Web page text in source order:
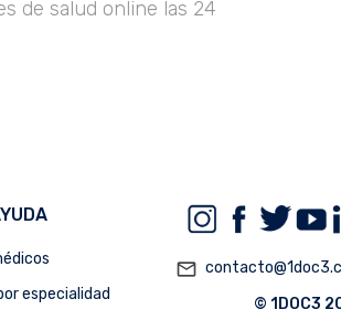
de salud online las 24
especialidad
mail_outline
© 1DOC3